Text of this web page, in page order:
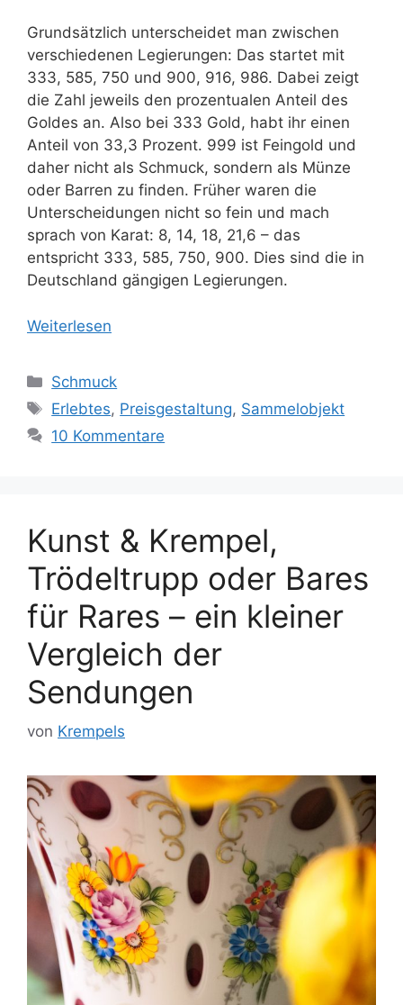
Grundsätzlich unterscheidet man zwischen
verschiedenen Legierungen: Das startet mit
333, 585, 750 und 900, 916, 986. Dabei zeigt
die Zahl jeweils den prozentualen Anteil des
Goldes an. Also bei 333 Gold, habt ihr einen
Anteil von 33,3 Prozent. 999 ist Feingold und
daher nicht als Schmuck, sondern als Münze
oder Barren zu finden. Früher waren die
Unterscheidungen nicht so fein und mach
sprach von Karat: 8, 14, 18, 21,6 – das
entspricht 333, 585, 750, 900. Dies sind die in
Deutschland gängigen Legierungen.
Weiterlesen
Kategorien
Schmuck
Schlagwörter
Erlebtes, Preisgestaltung, Sammelobjekt
10 Kommentare
Kunst & Krempel,
Trödeltrupp oder Bares
für Rares – ein kleiner
Vergleich der
Sendungen
von Krempels